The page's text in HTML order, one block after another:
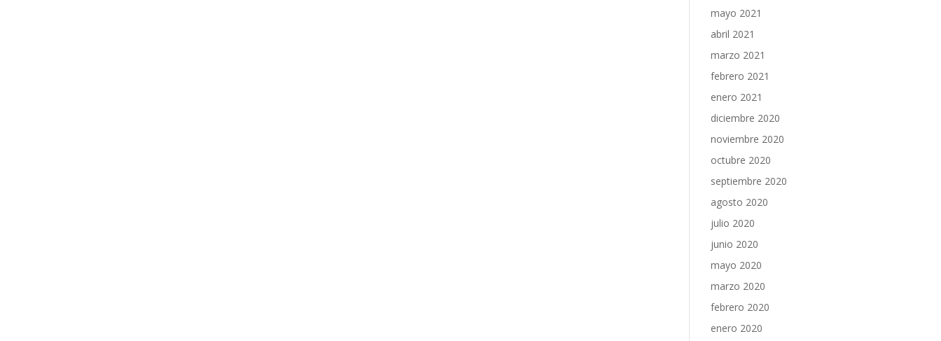
mayo 2021
abril 2021
marzo 2021
febrero 2021
enero 2021
diciembre 2020
noviembre 2020
octubre 2020
septiembre 2020
agosto 2020
julio 2020
junio 2020
mayo 2020
marzo 2020
febrero 2020
enero 2020